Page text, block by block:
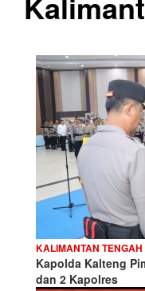
KALIMANTAN TENGAH
Kapolda Kalteng
dan 2 Kapolres